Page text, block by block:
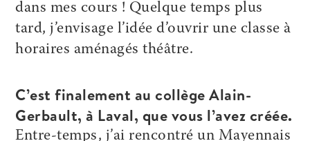
dans mes cours ! Quelque temps plus
tard, j’envisage l’idée d’ouvrir une classe à
horaires aménagés théâtre.
C’est finalement au collège Alain-
Gerbault, à Laval, que vous l’avez créée.
Entre-temps, j’ai rencontré un Mayennais